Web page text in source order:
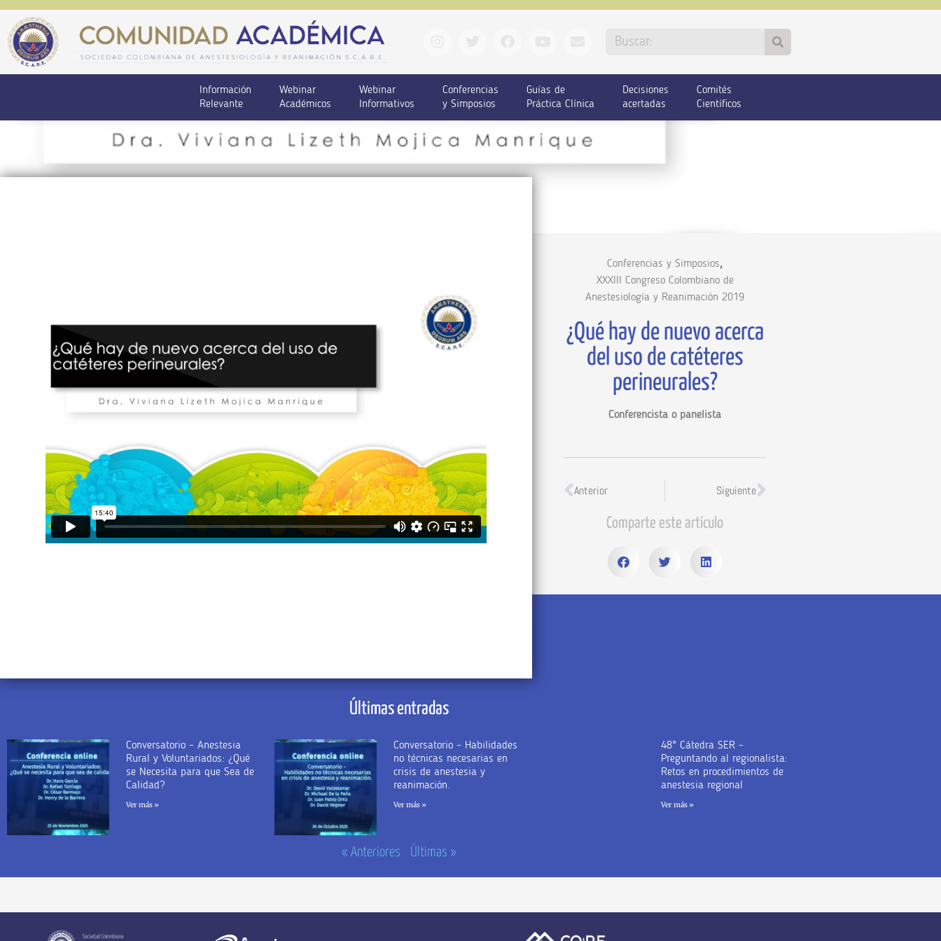
Información
Relevante
Webinar
Académicos
Webinar
Informativos
Conferencias
y Simposios
Guías de
Práctica Clínica
Decisiones
acertadas
Comités
Científicos
Conferencias y Simposios,
XXXIII Congreso Colombiano de
Anestesiología y Reanimación 2019
¿Qué hay de nuevo acerca
del uso de catéteres
perineurales?
Conferencista o panelista
Anterior Siguiente
Comparte este artículo
Últimas entradas
Conversatorio – Anestesia
Rural y Voluntariados: ¿Qué
se Necesita para que Sea de
Calidad?
Ver más »
Conversatorio – Habilidades
no técnicas necesarias en
crisis de anestesia y
reanimación.
Ver más »
48° Cátedra SER –
Preguntando al regionalista:
Retos en procedimientos de
anestesia regional
Ver más »
« Anteriores Últimas »